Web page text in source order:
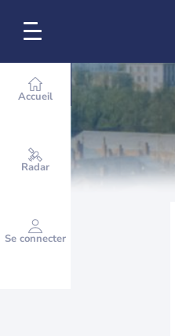
Accueil
Radar
Se connecter